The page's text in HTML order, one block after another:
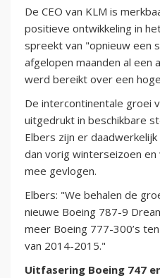
De CEO van KLM is
positieve ontwikkeling in
spreekt van "opnieuw een
afgelopen maanden al een
werd bereikt over een
De intercontinentale groei
uitgedrukt in beschikbare
Elbers zijn er
dan vorig winterseizoen
mee gevlogen.
Elbers: "We behalen de
nieuwe Boeing 787-9
meer Boeing 777-300’s
van 2014-2015."
Uitfasering Boeing 747